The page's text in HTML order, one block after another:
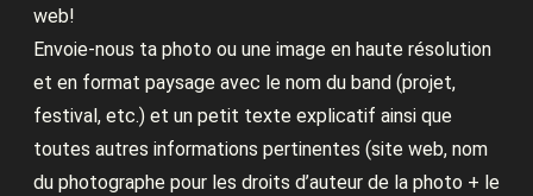
web!
Envoie-nous ta photo ou une image en haute résolution
et en format paysage avec le nom du band (projet,
festival, etc.) et un petit texte explicatif ainsi que
toutes autres informations pertinentes (site web, nom
du photographe pour les droits d’auteur de la photo + le